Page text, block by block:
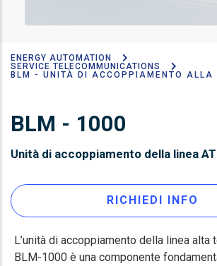
Breadcrumb
ENERGY AUTOMATION
SERVICE TELECOMMUNICATIONS
BLM - UNITÀ DI ACCOPPIAMENTO ALLA
BLM - 1000
Unità di accoppiamento della linea AT
RICHIEDI INFO
L’unità di accoppiamento della linea alta
BLM-1000 è una componente